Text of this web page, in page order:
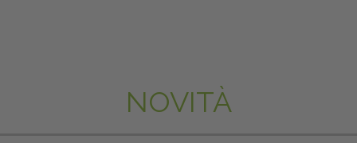
NOVITÀ